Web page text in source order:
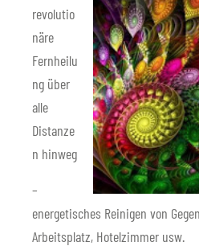
revolutio
näre
Fernheilu
ng über
alle
Distanze
n hinweg
–
energetisches Reinigen von
Arbeitsplatz, Hotelzimmer usw.